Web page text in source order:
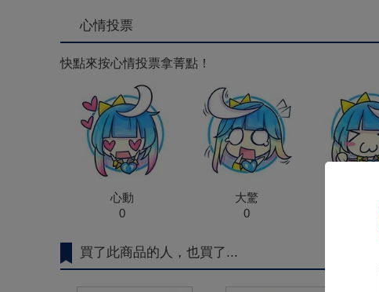
心情投票
快點來按心情投票拿菁點！
心動
0
大驚
0
買了此商品的人，也買了...